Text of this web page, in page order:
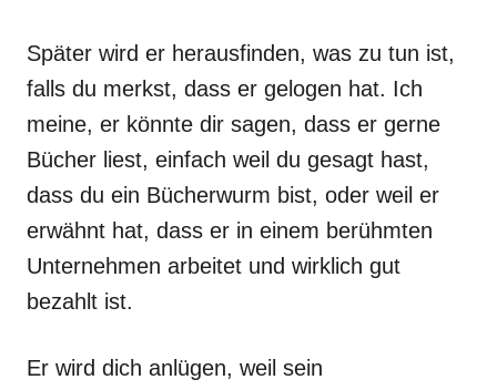
Später wird er herausfinden, was zu tun ist,
falls du merkst, dass er gelogen hat. Ich
meine, er könnte dir sagen, dass er gerne
Bücher liest, einfach weil du gesagt hast,
dass du ein Bücherwurm bist, oder weil er
erwähnt hat, dass er in einem berühmten
Unternehmen arbeitet und wirklich gut
bezahlt ist.
Er wird dich anlügen, weil sein